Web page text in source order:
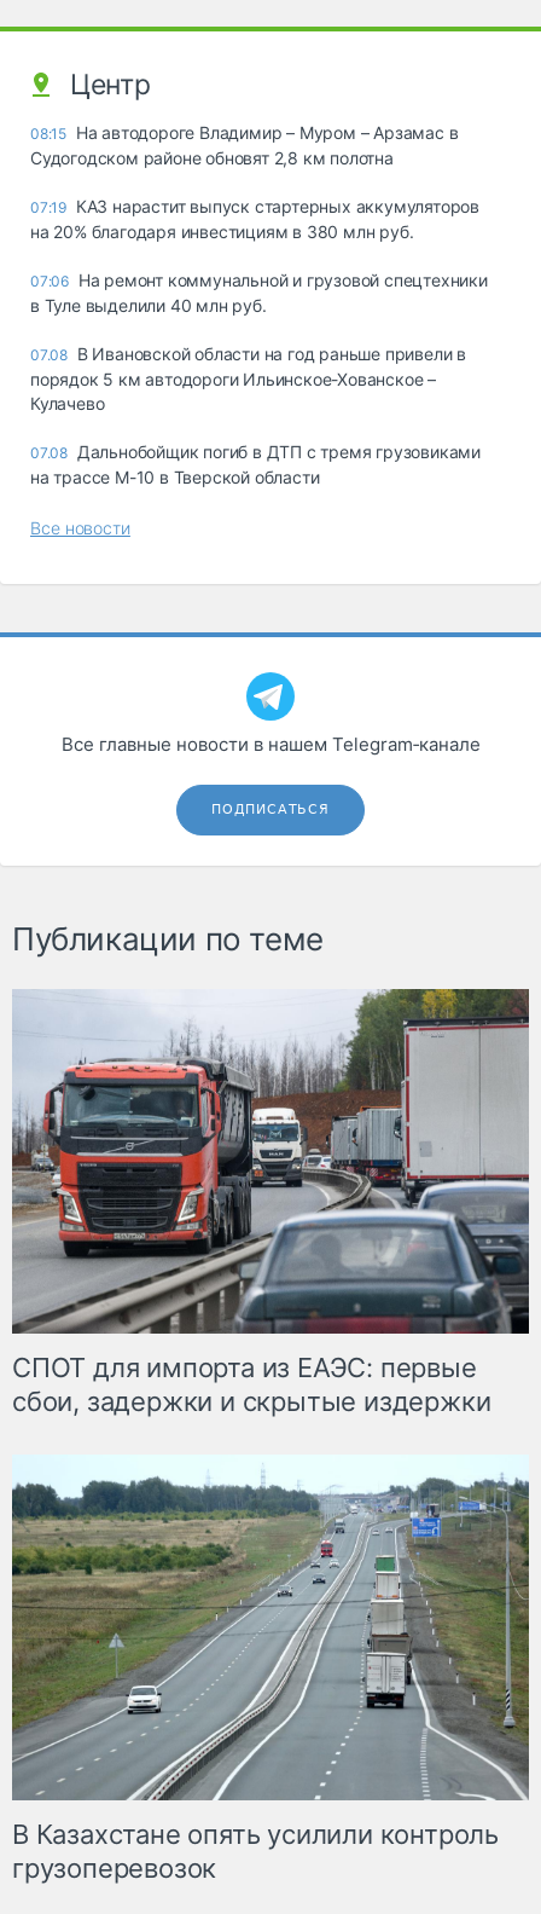
Центр
08:15 На автодороге Владимир – Муром – Арзамас в
Судогодском районе обновят 2,8 км полотна
07:19 КАЗ нарастит выпуск стартерных аккумуляторов
на 20% благодаря инвестициям в 380 млн руб.
07:06 На ремонт коммунальной и грузовой спецтехники
в Туле выделили 40 млн руб.
07.08 В Ивановской области на год раньше привели в
порядок 5 км автодороги Ильинское-Хованское –
Кулачево
07.08 Дальнобойщик погиб в ДТП с тремя грузовиками
на трассе М-10 в Тверской области
Все новости
Все главные новости в нашем Telegram‑канале
ПОДПИСАТЬСЯ
Публикации по теме
СПОТ для импорта из ЕАЭС: первые
сбои, задержки и скрытые издержки
В Казахстане опять усилили контроль
грузоперевозок